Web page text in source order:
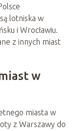
lotniska w
i Wrocławiu.
z innych miast
w
miasta w
z Warszawy do